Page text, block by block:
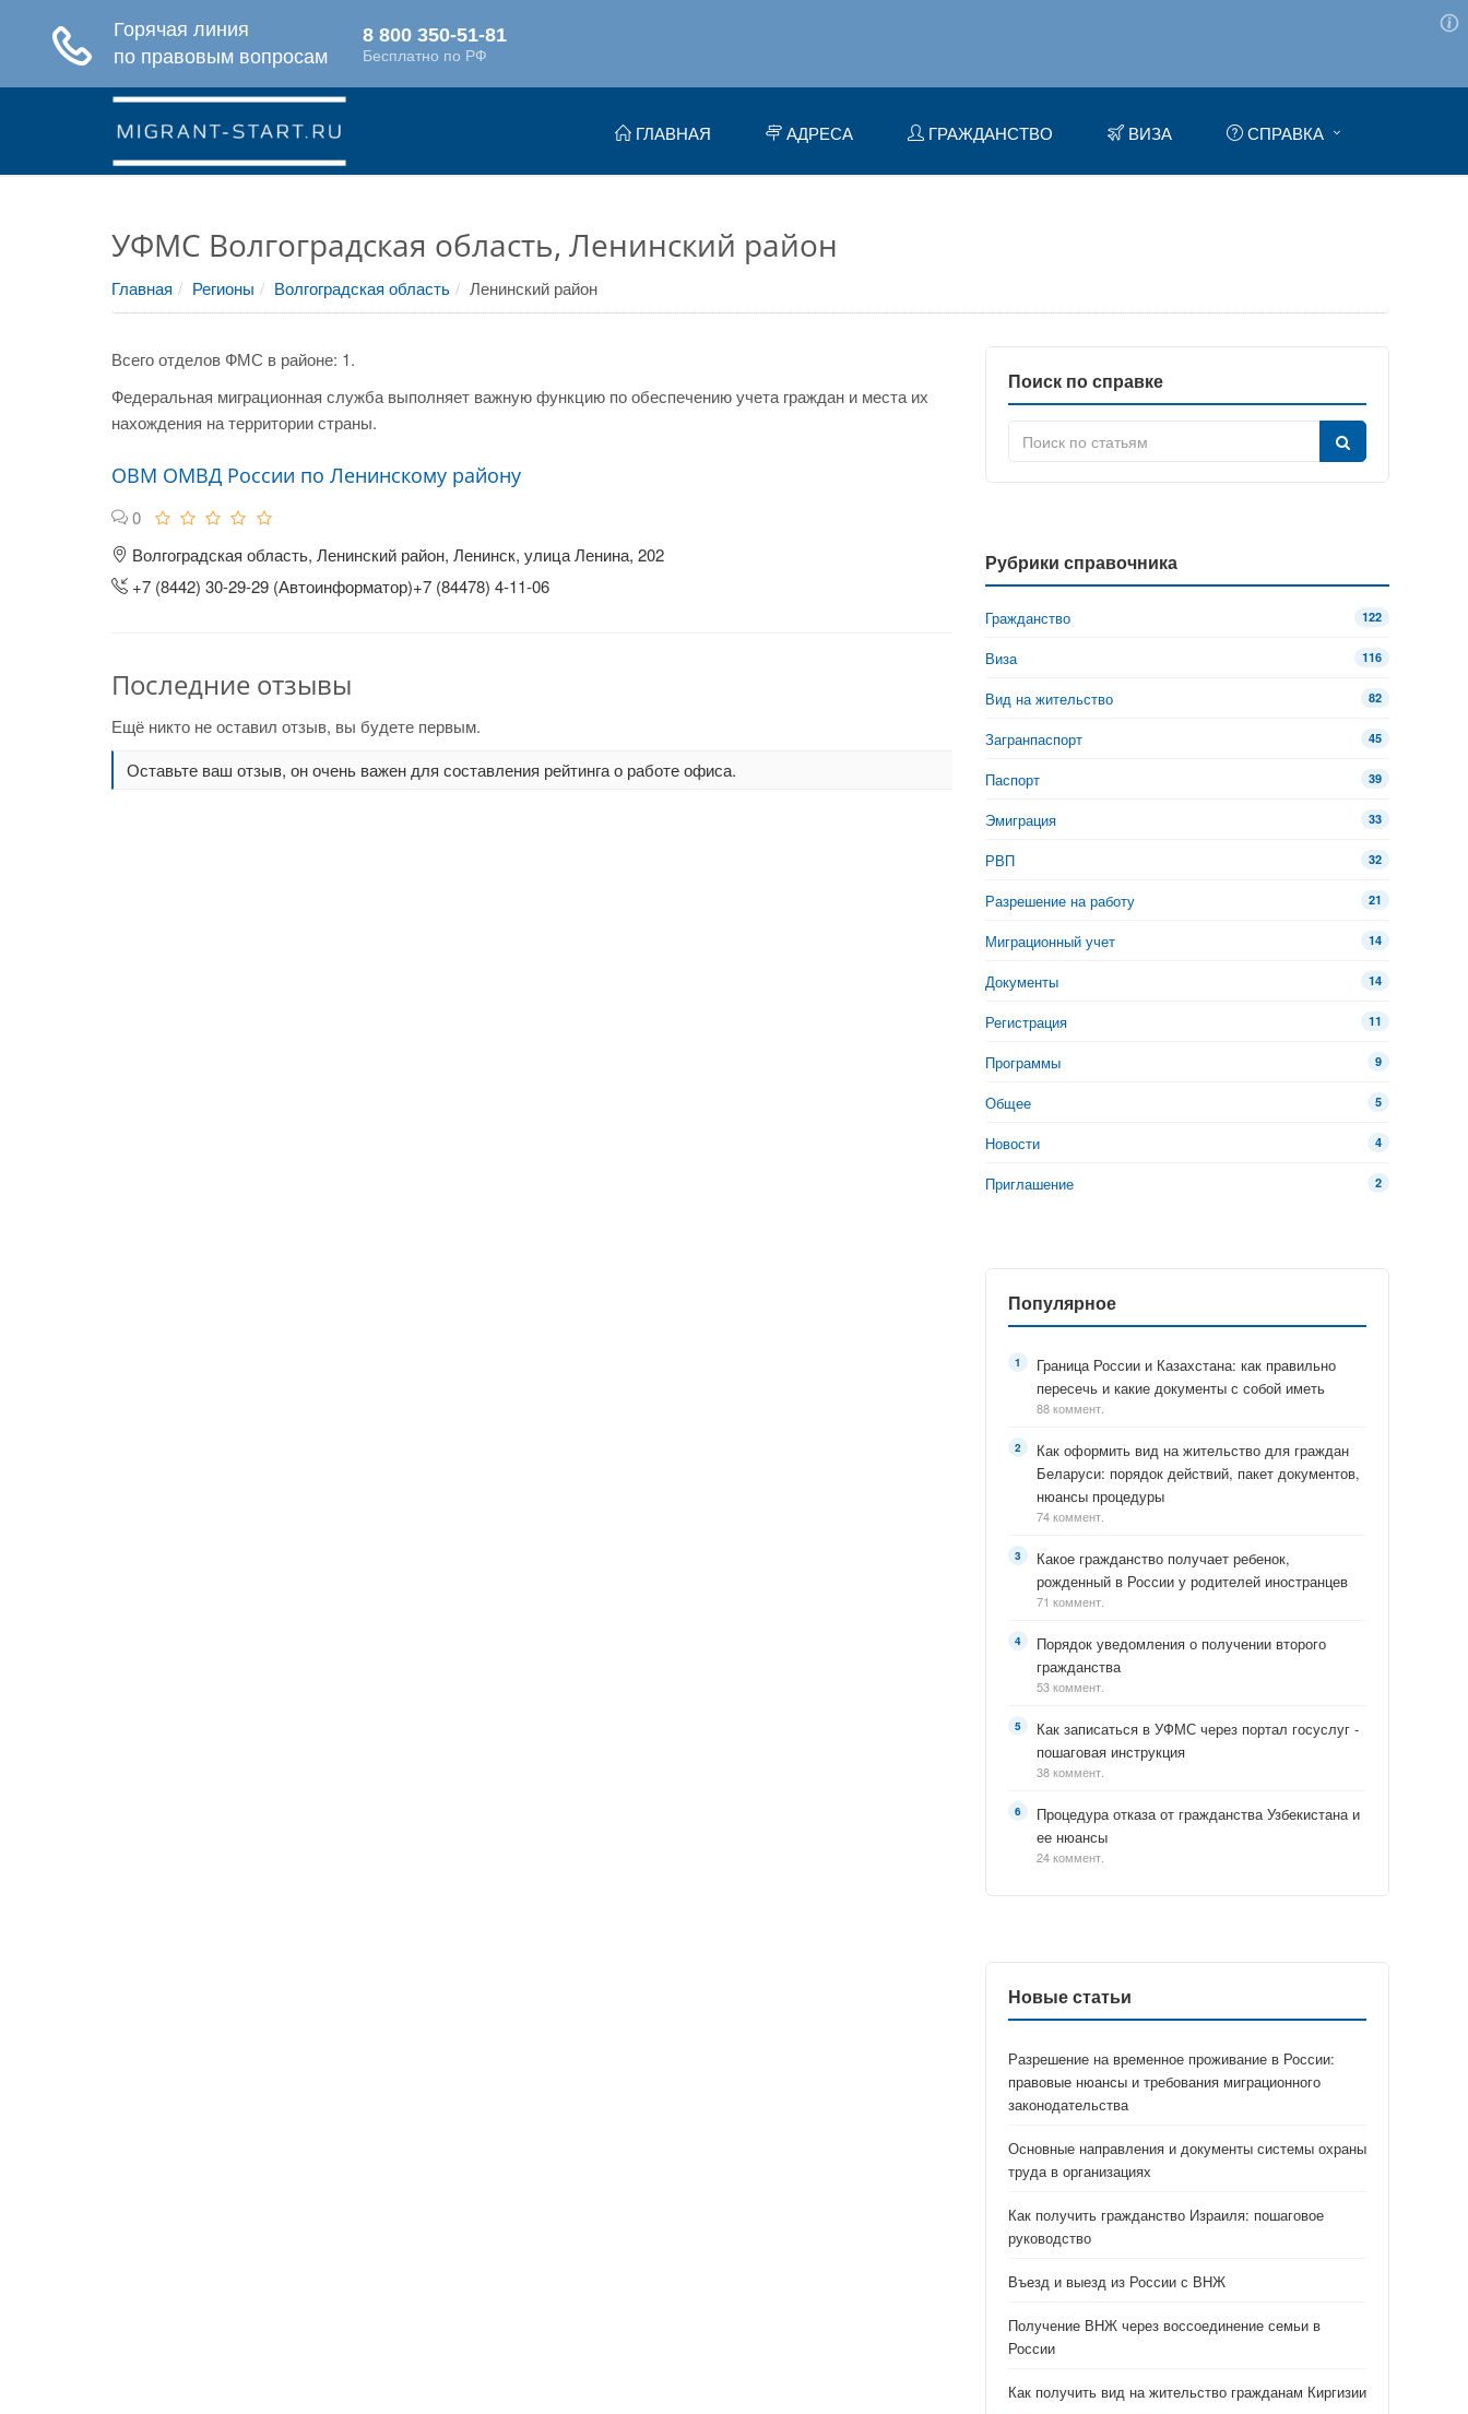
ГЛАВНАЯ АДРЕСА ГРАЖДАНСТВО ВИЗА СПРАВКА
УФМС Волгоградская область, Ленинский район
Главная Регионы Волгоградская область Ленинский район
Всего отделов ФМС в районе: 1.
Федеральная миграционная служба выполняет важную функцию по обеспечению учета граждан и места их
нахождения на территории страны.
ОВМ ОМВД России по Ленинскому району
0
Волгоградская область, Ленинский район, Ленинск, улица Ленина, 202
+7 (8442) 30-29-29 (Автоинформатор)+7 (84478) 4-11-06
Последние отзывы
Ещё никто не оставил отзыв, вы будете первым.
Оставьте ваш отзыв, он очень важен для составления рейтинга о работе офиса.
Поиск по справке
Рубрики справочника
Гражданство 122
Виза 116
Вид на жительство 82
Загранпаспорт 45
Паспорт 39
Эмиграция 33
РВП 32
Разрешение на работу 21
Миграционный учет 14
Документы 14
Регистрация 11
Программы 9
Общее 5
Новости 4
Приглашение 2
Популярное
Граница России и Казахстана: как правильно
пересечь и какие документы с собой иметь
88 коммент.
Как оформить вид на жительство для граждан
Беларуси: порядок действий, пакет документов,
нюансы процедуры
74 коммент.
Какое гражданство получает ребенок,
рожденный в России у родителей иностранцев
71 коммент.
Порядок уведомления о получении второго
гражданства
53 коммент.
Как записаться в УФМС через портал госуслуг -
пошаговая инструкция
38 коммент.
Процедура отказа от гражданства Узбекистана и
ее нюансы
24 коммент.
Новые статьи
Разрешение на временное проживание в России:
правовые нюансы и требования миграционного
законодательства
Основные направления и документы системы охраны
труда в организациях
Как получить гражданство Израиля: пошаговое
руководство
Въезд и выезд из России с ВНЖ
Получение ВНЖ через воссоединение семьи в
России
Как получить вид на жительство гражданам Киргизии